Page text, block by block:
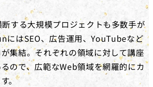
する大規模プロジェクトも多数手が
にはSEO、広告運用、YouTubeなど
集結。それぞれの領域に対して講座
ので、広範なWeb領域を網羅的にカ
。